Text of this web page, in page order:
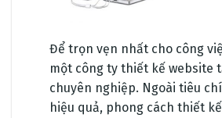
Để trọn vẹn nhất cho công
một công ty thiết kế website
chuyên nghiệp. Ngoài tiêu
hiệu quả, phong cách thiết